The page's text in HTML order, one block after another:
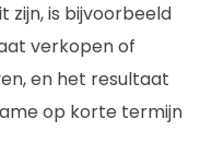
zijn, is bijvoorbeeld
verkopen of
en het resultaat
op korte termijn